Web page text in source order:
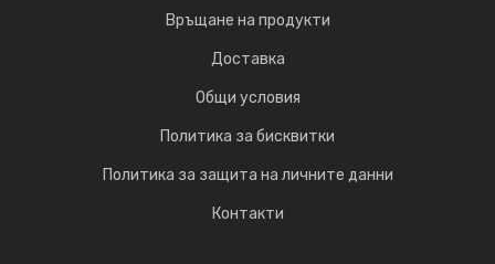
Връщане на продукти
Доставка
Общи условия
Политика за бисквитки
Политика за защита на личните данни
Контакти